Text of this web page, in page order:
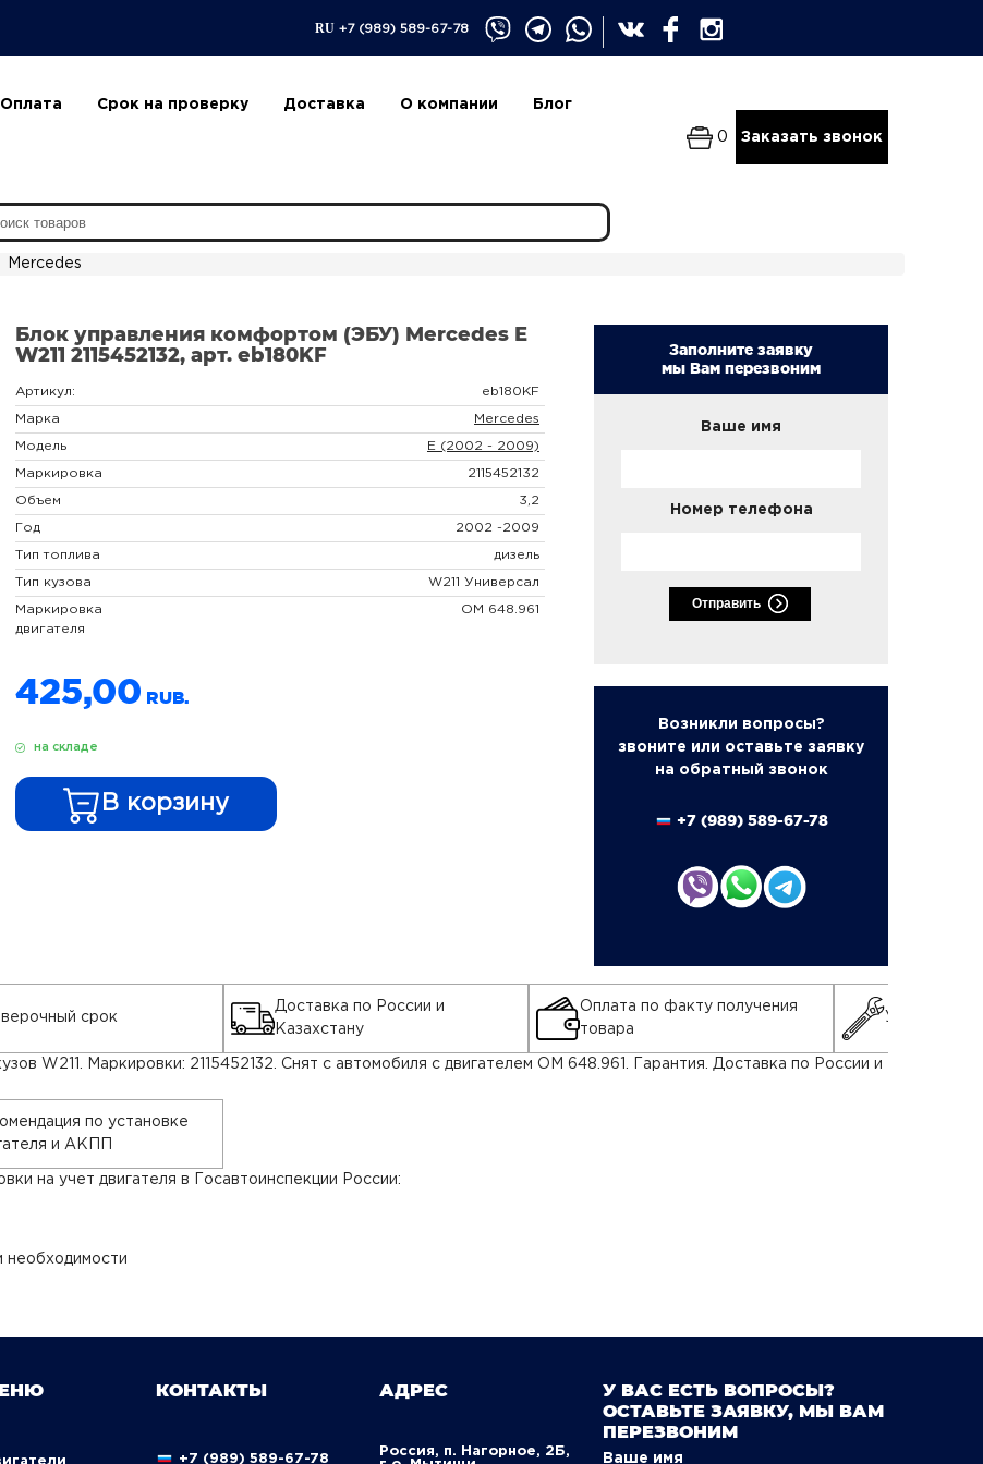
RU +7 (989) 589-67-78
Оплата Срок на проверку Доставка О компании Блог
0 Заказать звонок
Mercedes
Блок управления комфортом (ЭБУ) Mercedes E
W211 2115452132, арт. eb180KF
Артикул: eb180KF
Марка Mercedes
Модель E (2002 - 2009)
Маркировка 2115452132
Объем 3,2
Год 2002 -2009
Тип топлива дизель
Тип кузова W211 Универсал
Маркировка
двигателя
OM 648.961
425,00
на складе
В корзину
Заполните заявку
мы Вам перезвоним
Ваше имя
Номер телефона
Отправить
Возникли вопросы?
звоните или оставьте заявку
на обратный звонок
+7 (989) 589-67-78
срок
Доставка по России и
Казахстану
Оплата по факту получения
товара
Установка
W211. Маркировки: 2115452132. Снят с автомобиля с двигателем OM 648.961. Гарантия. Доставка по России и
по установке
и АКПП
на учет двигателя в Госавтоинспекции России:
необходимости
КОНТАКТЫ
+7 (989) 589-67-78
АДРЕС
Россия, п. Нагорное, 2Б,
У ВАС ЕСТЬ ВОПРОСЫ?
ОСТАВЬТЕ ЗАЯВКУ, МЫ ВАМ
ПЕРЕЗВОНИМ
Ваше имя